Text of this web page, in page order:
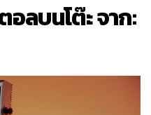
ลบนโต๊ะ จาก: